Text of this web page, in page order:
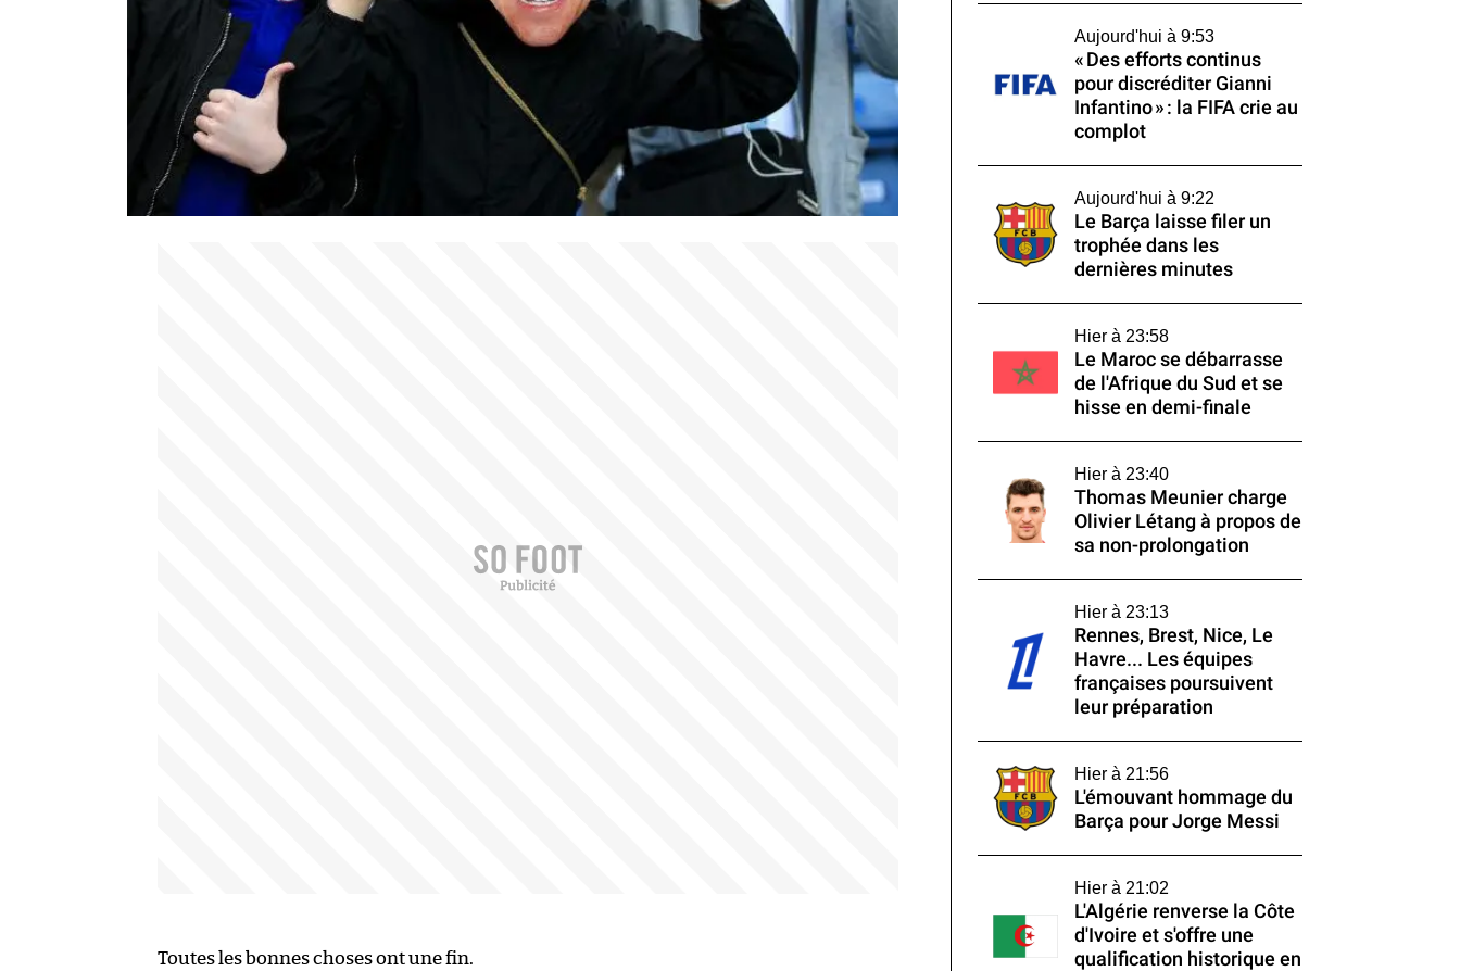
Toutes les bonnes choses ont une fin.
Aujourd'hui à 9:53
« Des efforts continus
pour discréditer Gianni
Infantino » : la FIFA crie au
complot
Aujourd'hui à 9:22
Le Barça laisse filer un
trophée dans les
dernières minutes
Hier à 23:58
Le Maroc se débarrasse
de l'Afrique du Sud et se
hisse en demi-finale
Hier à 23:40
Thomas Meunier charge
Olivier Létang à propos de
sa non-prolongation
Hier à 23:13
Rennes, Brest, Nice, Le
Havre... Les équipes
françaises poursuivent
leur préparation
Hier à 21:56
L'émouvant hommage du
Barça pour Jorge Messi
Hier à 21:02
L'Algérie renverse la Côte
d'Ivoire et s'offre une
qualification historique en